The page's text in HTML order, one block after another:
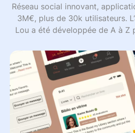
Réseau social innovant,
3M€, plus de 30k utilisateurs.
Lou a été développée de A à Z